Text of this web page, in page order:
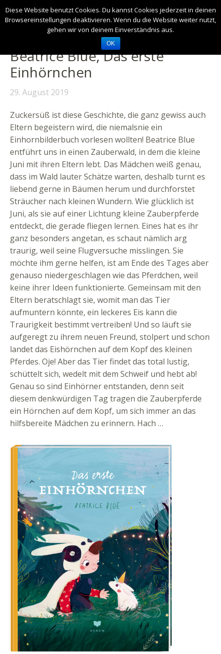
Beatrice Blue, Das erste
Einhörnchen
29. August 2019
Zuckersüß ist diese Geschichte, die ganz gewiss auch
Eltern begeistern wird, die niemalsnie ein
Einhornbilderbuch vorlesen wollten! Beatrice Blue
entführt uns in einen Zauberwald, in dem die kleine
Juni mit ihren Eltern lebt. Das Mädchen weiß genau,
dass im Wald lauter Schätze warten, deshalb turnt es
liebend gerne in Bäumen herum und durchforstet
Sträucher nach kleinen Wundern. Wie glücklich ist
Juni, als sie auf einer Lichtung kleine Zauberpferde
entdeckt, die gerade fliegen lernen. Eines hat es ihr
ganz besonders angetan, es schaut nämlich arg
traurig, weil seine Flugversuche misslingen. Sie
möchte ihm gerne helfen, ist am Ende des Tages aber
genauso niedergeschlagen wie das Pferdchen, weil
keine ihrer Ideen funktionierte. Gemeinsam mit den
Eltern beratschlagt sie, womit man das Tier
aufmuntern könnte, ein leckeres Eis kann die
Traurigkeit bestimmt vertreiben! Und so läuft sie
aufgeregt zu ihrem neuen Freund, stolpert und schon
landet das Eishörnchen auf dem Kopf des kleinen
Pferdes. Oje! Aber das Tier findet das total lustig,
schüttelt sich, wedelt mit dem Schweif und hebt ab!
Genau so sind Einhörner entstanden, denn seit
diesem denkwürdigen Tag tragen die Zauberpferde
ein Hörnchen auf dem Kopf, um sich immer an das
hilfsbereite Mädchen zu erinnern. Hach …
Diese Website benutzt Cookies. Du kannst Cookies jederzeit in deinen
Browsereinstellungen deaktivieren. Wenn du die Website weiter nutzt,
gehen wir von deinem Einverständnis aus.
OK